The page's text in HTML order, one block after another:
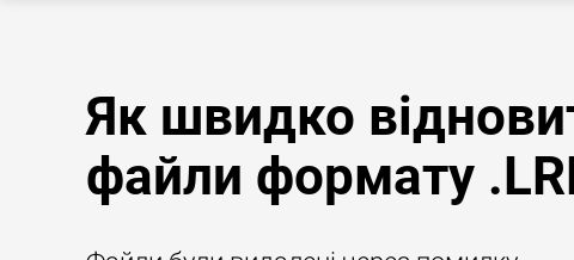
Як швидко
файли формату